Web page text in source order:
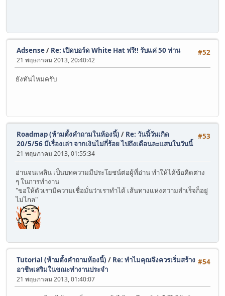
#52
Adsense/ Re: เปิดบอร์ด White Hat ฟรี!! รับแค่ 50 ท่าน
21 พฤษภาคม 2013, 20:40:42
ยังทันไหมครับ
#53
Roadmap (ห้ามตั้งคำถามในห้องนี้) / Re: วันนี้วันเกิด
20/5/56 มีเรื่องเล่า จากเงินไม่กี่ร้อย ไปถึงเดือนละแสนในวันนี้
21 พฤษภาคม 2013, 01:55:34
อ่านจนเพลิน เป็นบทความมีประโยชน์ต่อผู้ที่อ่าน ทำให้ได้ข้อคิดต่าง
ๆ ในการทำงาน
"ขอให้ตัวเรามีความเชื่อมั่นว่าเราทำได้ เส้นทางแห่งความสำเร็จก็อยู่
ไม่ไกล"
#54
Tutorial (ห้ามตั้งคำถามห้องนี้) / Re: ทำไมคุณจึงควรเริ่มสร้าง
อาชีพเสริมในขณะทำงานประจำ
21 พฤษภาคม 2013, 01:40:07